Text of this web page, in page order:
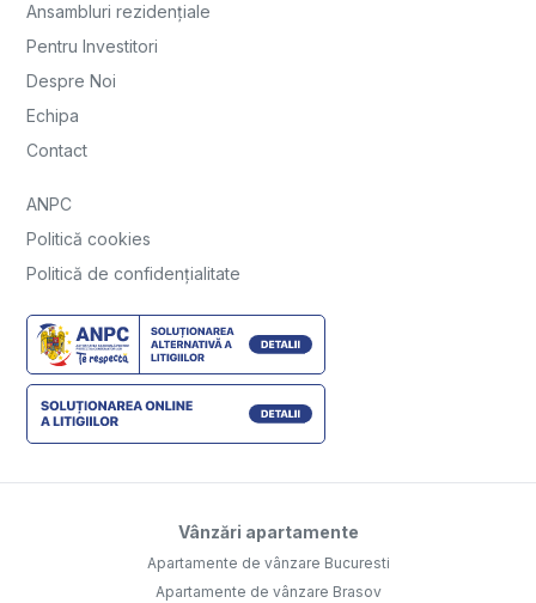
Ansambluri rezidențiale
Pentru Investitori
Despre Noi
Echipa
Contact
ANPC
Politică cookies
Politică de confidențialitate
Vânzări apartamente
Apartamente de vânzare Bucuresti
Apartamente de vânzare Brasov